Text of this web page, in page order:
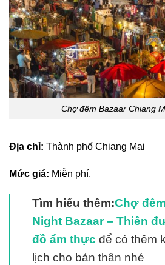
Chợ đêm Bazaar Chiang
Địa chỉ: Thành phố Chiang Mai
Mức giá: Miễn phí.
Tìm hiểu thêm:Chợ
Night Bazaar – Thiên
đồ ẩm thực để có thêm
lịch cho bản thân nhé